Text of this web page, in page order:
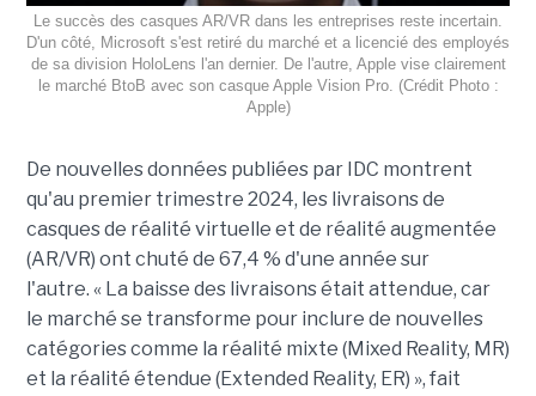
Le succès des casques AR/VR dans les entreprises reste incertain.
D'un côté, Microsoft s'est retiré du marché et a licencié des employés
de sa division HoloLens l'an dernier. De l'autre, Apple vise clairement
le marché BtoB avec son casque Apple Vision Pro. (Crédit Photo :
Apple)
De nouvelles données publiées par IDC montrent
qu'au premier trimestre 2024, les livraisons de
casques de réalité virtuelle et de réalité augmentée
(AR/VR) ont chuté de 67,4 % d'une année sur
l'autre. « La baisse des livraisons était attendue, car
le marché se transforme pour inclure de nouvelles
catégories comme la réalité mixte (Mixed Reality, MR)
et la réalité étendue (Extended Reality, ER) », fait